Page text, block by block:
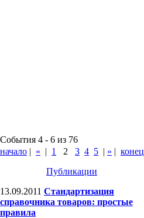
События 4 - 6 из 76
начало | « | 1 2 3 4 5 | » | конец
Публикации
13.09.2011 Стандартизация
справочника товаров: простые
правила